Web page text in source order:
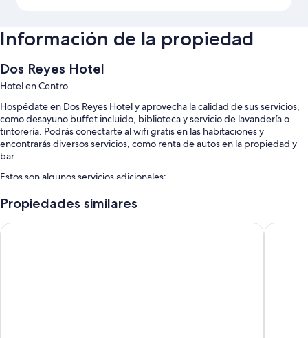
Información de la propiedad
Dos Reyes Hotel
Hotel en Centro
Hospédate en Dos Reyes Hotel y aprovecha la calidad de sus servicios,
como desayuno buffet incluido, biblioteca y servicio de lavandería o
tintorería. Podrás conectarte al wifi gratis en las habitaciones y
encontrarás diversos servicios, como renta de autos en la propiedad y
bar.
Estos son algunos servicios adicionales:
Alberca techada
Traslados por la zona, salas de tratamientos de spa y recepción
Propiedades similares
Hotel Spa Republica Hotel